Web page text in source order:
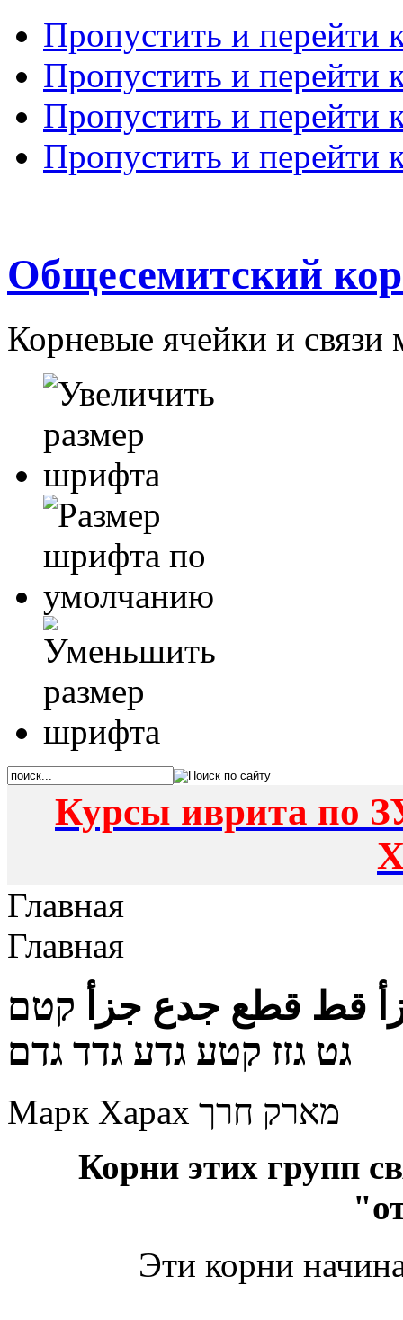
Пропустить и перейти
Пропустить и перейти
Пропустить и перейти
Пропустить и перейти
Общесемитский
Корневые ячейки и
Курсы иврита по
Главная
Главная
قط قطع جدع جزأ קטם
גט גזז קטע גדע גדד גדם
Марк Харах מארק חרך
Корни этих групп
Эти корни